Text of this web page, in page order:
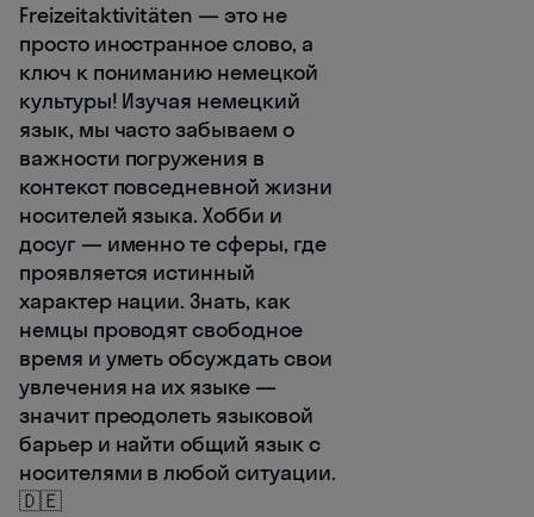
Freizeitaktivitäten — это не
просто иностранное слово, а
ключ к пониманию немецкой
культуры! Изучая немецкий
язык, мы часто забываем о
важности погружения в
контекст повседневной жизни
носителей языка. Хобби и
досуг — именно те сферы, где
проявляется истинный
характер нации. Знать, как
немцы проводят свободное
время и уметь обсуждать свои
увлечения на их языке —
значит преодолеть языковой
барьер и найти общий язык с
носителями в любой ситуации.
🇩🇪